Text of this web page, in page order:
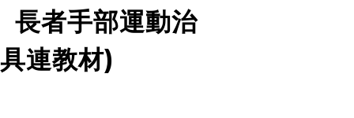
者手部運動治
連教材)